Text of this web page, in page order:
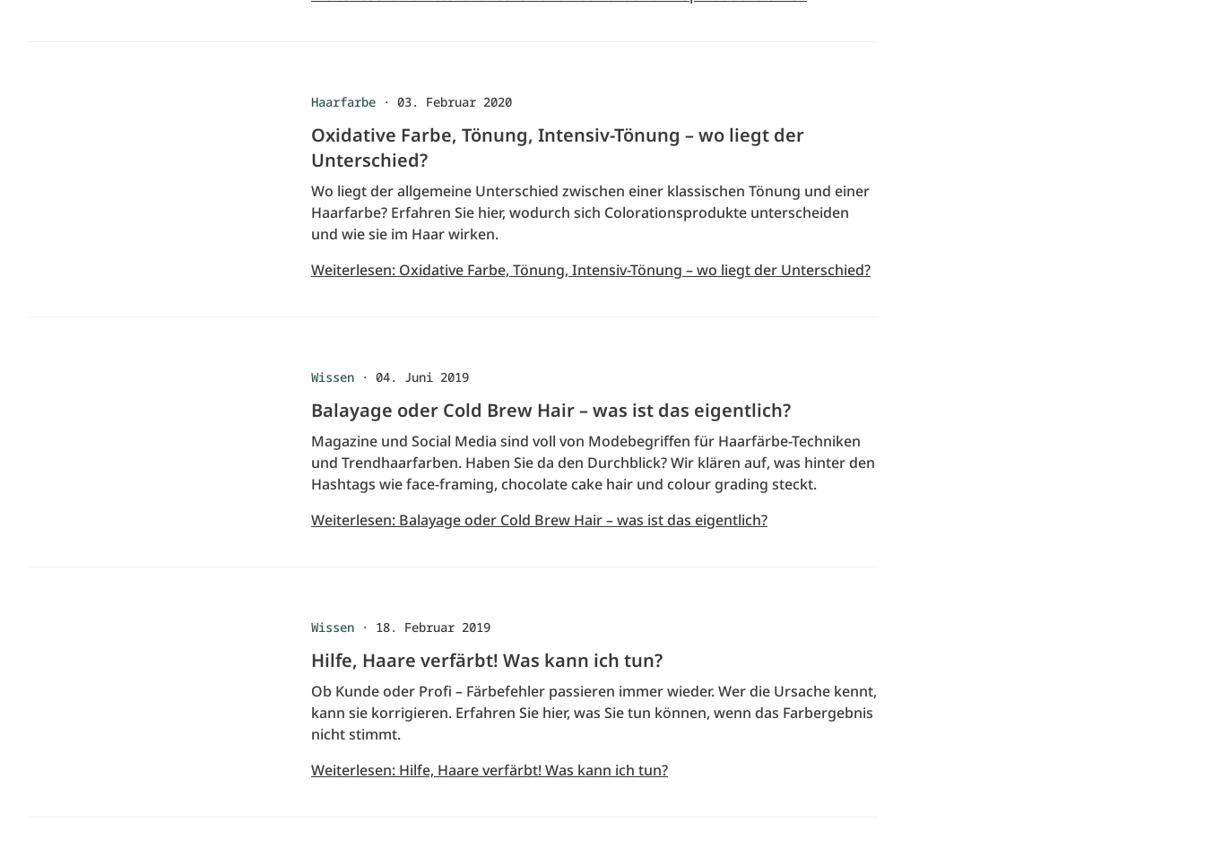
Haarfarbe · 03. Februar 2020
Oxidative Farbe, Tönung, Intensiv-Tönung – wo liegt der
Unterschied?
Wo liegt der allgemeine Unterschied zwischen einer klassischen Tönung und einer
Haarfarbe? Erfahren Sie hier, wodurch sich Colorationsprodukte unterscheiden
und wie sie im Haar wirken.
Weiterlesen: Oxidative Farbe, Tönung, Intensiv-Tönung – wo liegt der Unterschied?
Wissen · 04. Juni 2019
Balayage oder Cold Brew Hair – was ist das eigentlich?
Magazine und Social Media sind voll von Modebegriffen für Haarfärbe-Techniken
und Trendhaarfarben. Haben Sie da den Durchblick? Wir klären auf, was hinter den
Hashtags wie face-framing, chocolate cake hair und colour grading steckt.
Weiterlesen: Balayage oder Cold Brew Hair – was ist das eigentlich?
Wissen · 18. Februar 2019
Hilfe, Haare verfärbt! Was kann ich tun?
Ob Kunde oder Profi – Färbefehler passieren immer wieder. Wer die Ursache kennt,
kann sie korrigieren. Erfahren Sie hier, was Sie tun können, wenn das Farbergebnis
nicht stimmt.
Weiterlesen: Hilfe, Haare verfärbt! Was kann ich tun?